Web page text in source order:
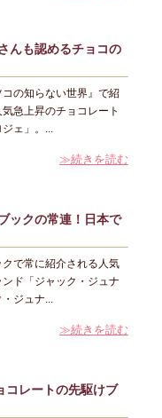
んも認めるチョコの
の知らない世界』で紹
急上昇のチョコレート
ェ」。...
≫続きを読む
ックの常連！日本で
で常に紹介される人気
ド「ジャック・ジュナ
ジュナ...
≫続きを読む
コレートの先駆けブ